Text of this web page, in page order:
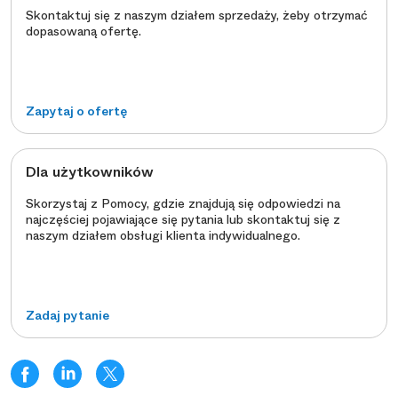
Skontaktuj się z naszym działem sprzedaży, żeby otrzymać
dopasowaną ofertę.
Zapytaj o ofertę
Dla użytkowników
Skorzystaj z Pomocy, gdzie znajdują się odpowiedzi na
najczęściej pojawiające się pytania lub skontaktuj się z
naszym działem obsługi klienta indywidualnego.
Zadaj pytanie